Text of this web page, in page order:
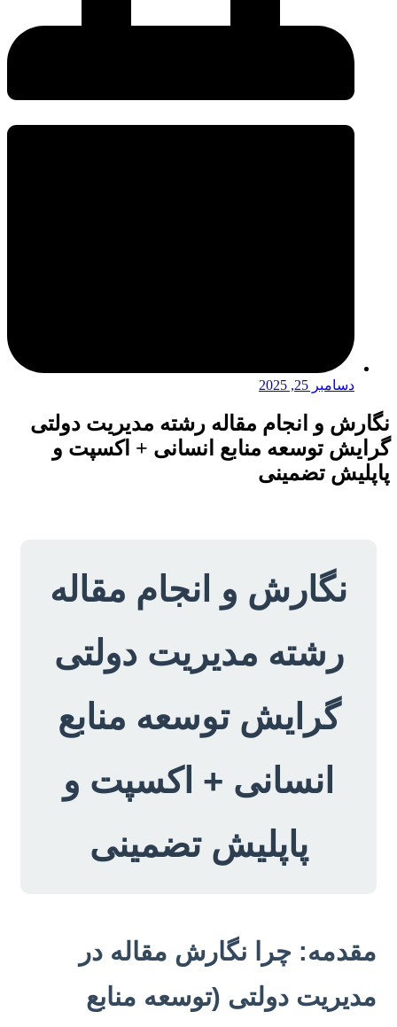
دسامبر 25, 2025
نگارش و انجام مقاله رشته مدیریت دولتی
گرایش توسعه منابع انسانی + اکسپت و
پاپلیش تضمینی
نگارش و انجام مقاله
رشته مدیریت دولتی
گرایش توسعه منابع
انسانی + اکسپت و
پاپلیش تضمینی
مقدمه: چرا نگارش مقاله در
مدیریت دولتی (توسعه منابع